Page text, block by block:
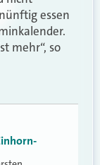
essen
mehr“, so